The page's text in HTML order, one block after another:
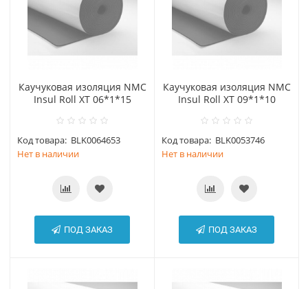
Каучуковая изоляция NMC
Insul Roll XT 06*1*15
Код товара: BLK0064653
Нет в наличии
ПОД ЗАКАЗ
Каучуковая изоляция NMC
Insul Roll XT 09*1*10
Код товара: BLK0053746
Нет в наличии
ПОД ЗАКАЗ